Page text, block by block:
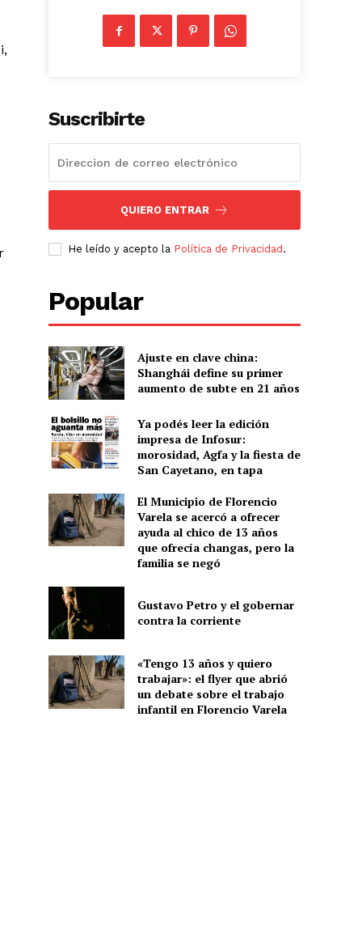
Suscribirte
QUIERO ENTRAR
He leído y acepto la Política de Privacidad .
Popular
Ajuste en clave china:
Shanghái define su primer
aumento de subte en 21 años
Ya podés leer la edición
impresa de Infosur:
morosidad, Agfa y la fiesta de
San Cayetano, en tapa
El Municipio de Florencio
Varela se acercó a ofrecer
ayuda al chico de 13 años
que ofrecía changas, pero la
familia se negó
Gustavo Petro y el gobernar
contra la corriente
«Tengo 13 años y quiero
trabajar»: el flyer que abrió
un debate sobre el trabajo
infantil en Florencio Varela